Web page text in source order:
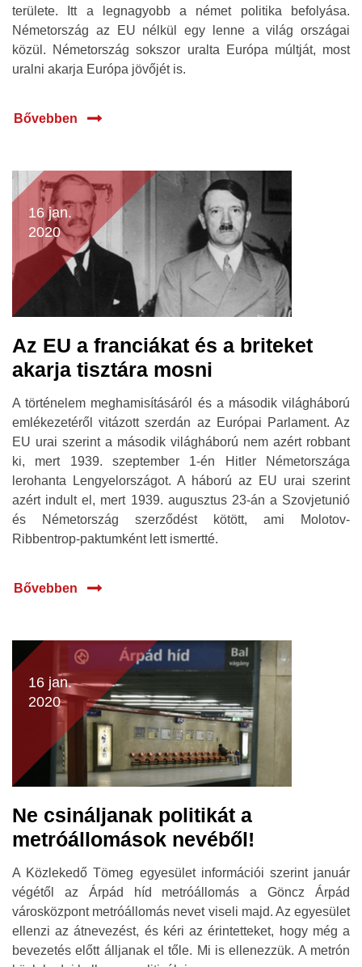
területe. Itt a legnagyobb a német politika befolyása.
Németország az EU nélkül egy lenne a világ országai
közül. Németország sokszor uralta Európa múltját, most
uralni akarja Európa jövőjét is.
Bővebben
16 jan.
2020
Az EU a franciákat és a briteket
akarja tisztára mosni
A történelem meghamisításáról és a második világháború
emlékezetéről vitázott szerdán az Európai Parlament. Az
EU urai szerint a második világháború nem azért robbant
ki, mert 1939. szeptember 1-én Hitler Németországa
lerohanta Lengyelországot. A háború az EU urai szerint
azért indult el, mert 1939. augusztus 23-án a Szovjetunió
és Németország szerződést kötött, ami Molotov-
Ribbentrop-paktumként lett ismertté.
Bővebben
16 jan.
2020
Ne csináljanak politikát a
metróállomások nevéből!
A Közlekedő Tömeg egyesület információi szerint január
végétől az Árpád híd metróállomás a Göncz Árpád
városközpont metróállomás nevet viseli majd. Az egyesület
ellenzi az átnevezést, és kéri az érintetteket, hogy még a
bevezetés előtt álljanak el tőle. Mi is ellenezzük. A metrón